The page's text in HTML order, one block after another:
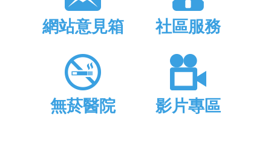
網站意見箱 社區服務
無菸醫院 影片專區